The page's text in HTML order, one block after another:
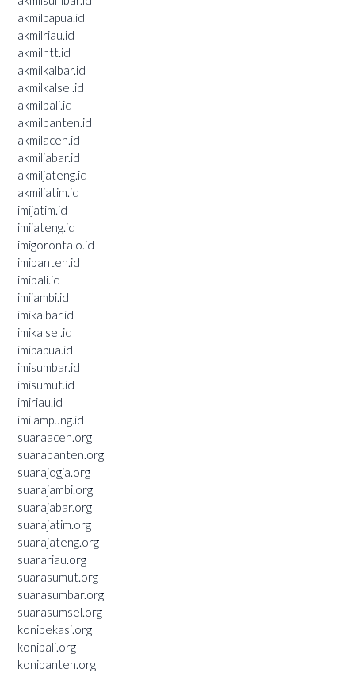
akmilpapua.id
akmilriau.id
akmilntt.id
akmilkalbar.id
akmilkalsel.id
akmilbali.id
akmilbanten.id
akmilaceh.id
akmiljabar.id
akmiljateng.id
akmiljatim.id
imijatim.id
imijateng.id
imigorontalo.id
imibanten.id
imibali.id
imijambi.id
imikalbar.id
imikalsel.id
imipapua.id
imisumbar.id
imisumut.id
imiriau.id
imilampung.id
suaraaceh.org
suarabanten.org
suarajogja.org
suarajambi.org
suarajabar.org
suarajatim.org
suarajateng.org
suarariau.org
suarasumut.org
suarasumbar.org
suarasumsel.org
konibekasi.org
konibali.org
konibanten.org